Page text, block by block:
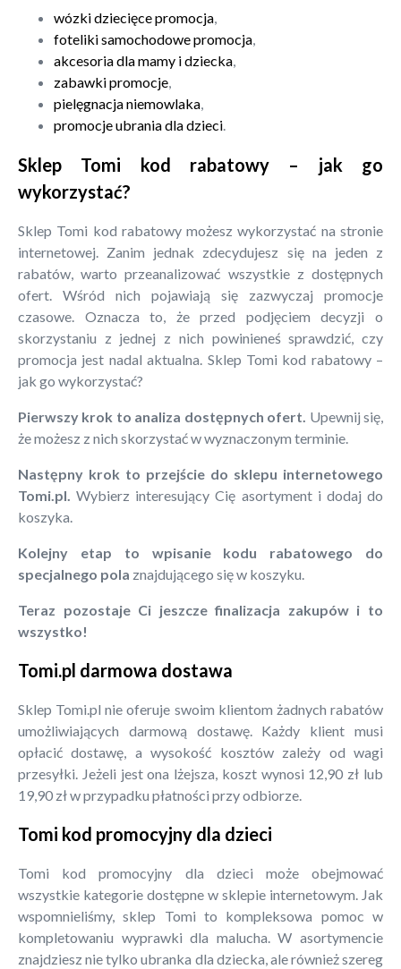
wózki dziecięce promocja,
foteliki samochodowe promocja,
akcesoria dla mamy i dziecka,
zabawki promocje,
pielęgnacja niemowlaka,
promocje ubrania dla dzieci.
Sklep Tomi kod rabatowy – jak go
wykorzystać?
Sklep Tomi kod rabatowy możesz wykorzystać na stronie
internetowej. Zanim jednak zdecydujesz się na jeden z
rabatów, warto przeanalizować wszystkie z dostępnych
ofert. Wśród nich pojawiają się zazwyczaj promocje
czasowe. Oznacza to, że przed podjęciem decyzji o
skorzystaniu z jednej z nich powinieneś sprawdzić, czy
promocja jest nadal aktualna. Sklep Tomi kod rabatowy –
jak go wykorzystać?
Pierwszy krok to analiza dostępnych ofert. Upewnij się,
że możesz z nich skorzystać w wyznaczonym terminie.
Następny krok to przejście do sklepu internetowego
Tomi.pl.Wybierz interesujący Cię asortyment i dodaj do
koszyka.
Kolejny etap to wpisanie kodu rabatowego do
specjalnego pola znajdującego się w koszyku.
Teraz pozostaje Ci jeszcze finalizacja zakupów i to
wszystko!
Tomi.pl darmowa dostawa
Sklep Tomi.pl nie oferuje swoim klientom żadnych rabatów
umożliwiających darmową dostawę. Każdy klient musi
opłacić dostawę, a wysokość kosztów zależy od wagi
przesyłki. Jeżeli jest ona lżejsza, koszt wynosi 12,90 zł lub
19,90 zł w przypadku płatności przy odbiorze.
Tomi kod promocyjny dla dzieci
Tomi kod promocyjny dla dzieci może obejmować
wszystkie kategorie dostępne w sklepie internetowym. Jak
wspomnieliśmy, sklep Tomi to kompleksowa pomoc w
kompletowaniu wyprawki dla malucha. W asortymencie
znajdziesz nie tylko ubranka dla dziecka, ale również szereg